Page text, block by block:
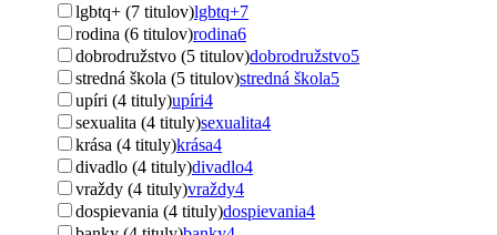
lgbtq+ (7 titulov)lgbtq+7
rodina (6 titulov)rodina6
dobrodružstvo (5 titulov)dobrodružstvo5
stredná škola (5 titulov)stredná škola5
upíri (4 tituly)upíri4
sexualita (4 tituly)sexualita4
krása (4 tituly)krása4
divadlo (4 tituly)divadlo4
vraždy (4 tituly)vraždy4
dospievania (4 tituly)dospievania4